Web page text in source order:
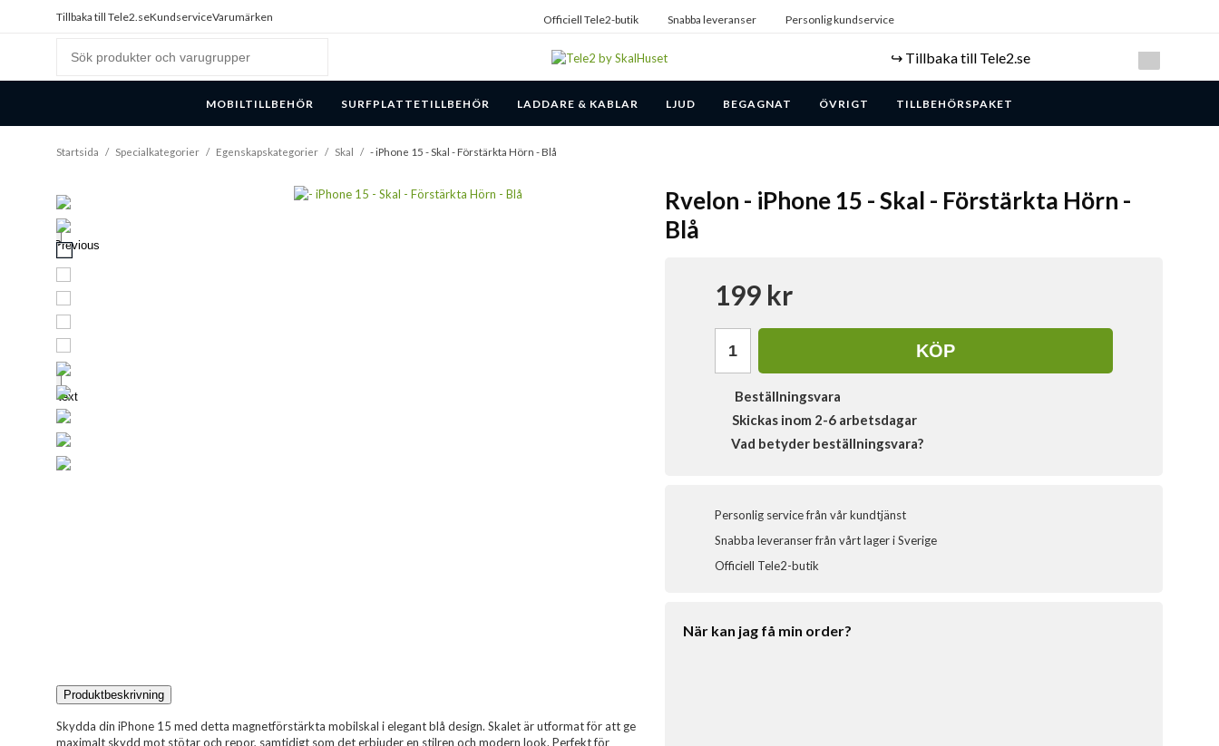
Tillbaka till Tele2.seKundserviceVarumärken Officiell Tele2-butik Snabba leveranser Personlig kundservice
↪️ Tillbaka till Tele2.se
MOBILTILLBEHÖR SURFPLATTETILLBEHÖR LADDARE & KABLAR LJUD BEGAGNAT ÖVRIGT TILLBEHÖRSPAKET
Startsida / Specialkategorier / Egenskapskategorier / Skal / - iPhone 15 - Skal - Förstärkta Hörn - Blå
Previous
Next
Rvelon - iPhone 15 - Skal - Förstärkta Hörn -
Blå
199 kr
KÖP
Beställningsvara
Skickas inom 2-6 arbetsdagar
Vad betyder beställningsvara?
Personlig service från vår kundtjänst
Snabba leveranser från vårt lager i Sverige
Officiell Tele2-butik
När kan jag få min order?
Produktbeskrivning
Skydda din iPhone 15 med detta magnetförstärkta mobilskal i elegant blå design. Skalet är utformat för att ge
maximalt skydd mot stötar och repor, samtidigt som det erbjuder en stilren och modern look. Perfekt för